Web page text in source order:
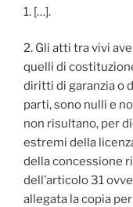
1. […].
2. Gli atti tra vivi
quelli di
diritti di garanzia o
parti, sono nulli e
non risultano, per
estremi della
della concessione
dell’articolo 31
allegata la copia